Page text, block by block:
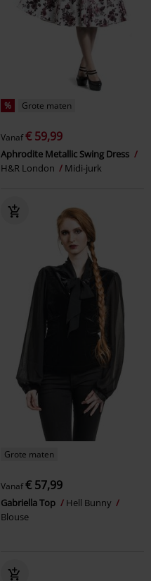
% Grote maten
Vanaf€ 59,99
Aphrodite Metallic Swing Dress
H&R London
Midi-jurk
Grote maten
Vanaf€ 57,99
Gabriella Top
Hell Bunny
Blouse